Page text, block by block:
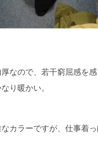
なので、若干窮屈感を感
り暖かい。
カラーですが、仕事着